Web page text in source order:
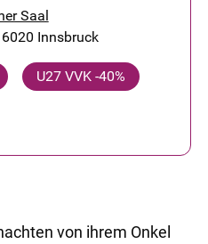
Saal
Innsbruck
U27 VVK -40%
von ihrem Onkel